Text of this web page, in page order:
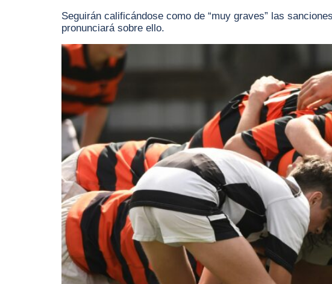
Seguirán calificándose como de “muy graves” las
pronunciará sobre ello.